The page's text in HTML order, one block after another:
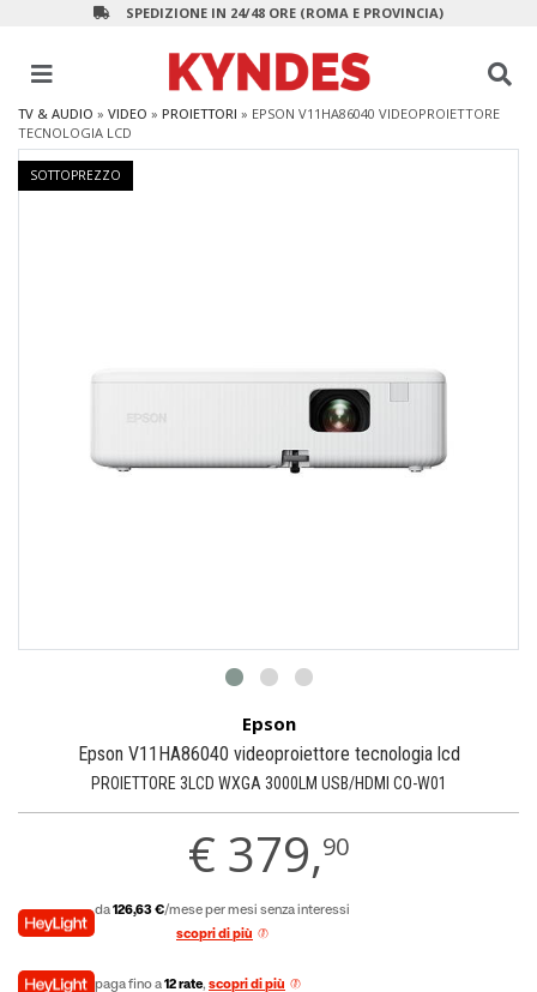
SPEDIZIONE IN 24/48 ORE (ROMA E PROVINCIA)
TV & AUDIO » VIDEO » PROIETTORI » EPSON V11HA86040 VIDEOPROIETTORE
TECNOLOGIA LCD
SOTTOPREZZO
Epson
Epson V11HA86040 videoproiettore tecnologia lcd
PROIETTORE 3LCD WXGA 3000LM USB/HDMI CO-W01
€ 379,90
da126,63 €/mese per mesi senza interessi
scopri di più
paga fino a12 rate, scopri di più